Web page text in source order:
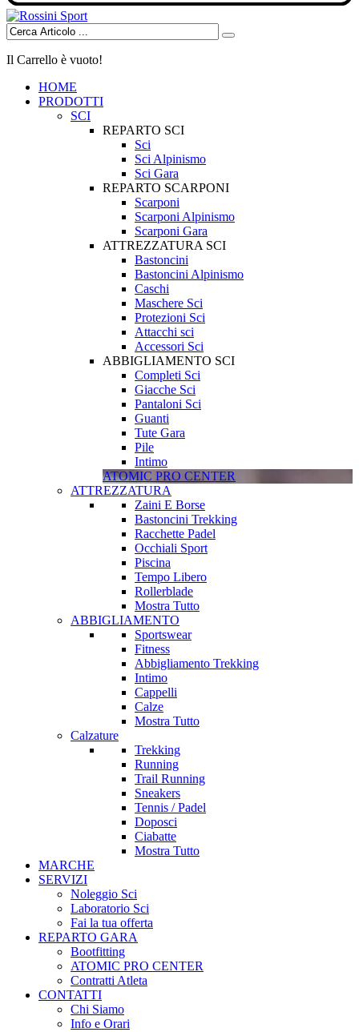
Il Carrello è vuoto!
HOME
PRODOTTI
SCI
REPARTO SCI
Sci
Sci Alpinismo
Sci Gara
REPARTO SCARPONI
Scarponi
Scarponi Alpinismo
Scarponi Gara
ATTREZZATURA SCI
Bastoncini
Bastoncini Alpinismo
Caschi
Maschere Sci
Protezioni Sci
Attacchi sci
Accessori Sci
ABBIGLIAMENTO SCI
Completi Sci
Giacche Sci
Pantaloni Sci
Guanti
Tute Gara
Pile
Intimo
ATOMIC PRO CENTER
ATTREZZATURA
Zaini E Borse
Bastoncini Trekking
Racchette Padel
Occhiali Sport
Piscina
Tempo Libero
Rollerblade
Mostra Tutto
ABBIGLIAMENTO
Sportswear
Fitness
Abbigliamento Trekking
Intimo
Cappelli
Calze
Mostra Tutto
Calzature
Trekking
Running
Trail Running
Sneakers
Tennis / Padel
Doposci
Ciabatte
Mostra Tutto
MARCHE
SERVIZI
Noleggio Sci
Laboratorio Sci
Fai la tua offerta
REPARTO GARA
Bootfitting
ATOMIC PRO CENTER
Contratti Atleta
CONTATTI
Chi Siamo
Info e Orari